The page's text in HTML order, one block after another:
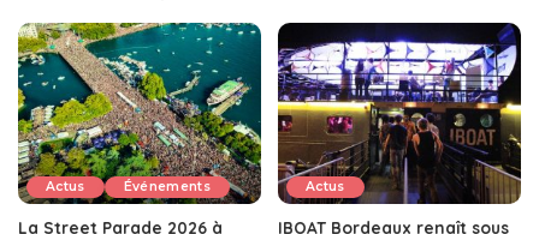
Actus Événements
La Street Parade 2026 à
Actus
IBOAT Bordeaux renaît sous